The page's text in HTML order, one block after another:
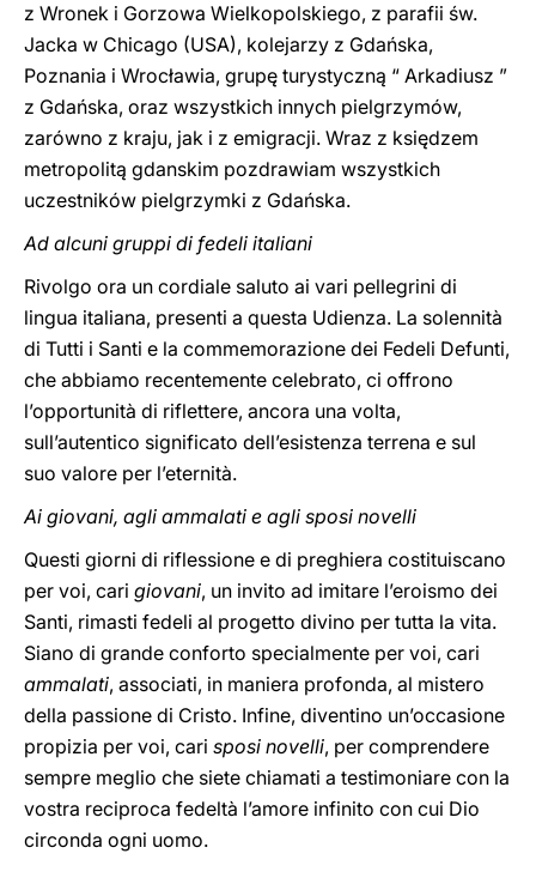
z Wronek i Gorzowa Wielkopolskiego, z parafii św.
Jacka w Chicago (USA), kolejarzy z Gdańska,
Poznania i Wrocławia, grupę turystyczną “ Arkadiusz ”
z Gdańska, oraz wszystkich innych pielgrzymów,
zarówno z kraju, jak i z emigracji. Wraz z księdzem
metropolitą gdanskim pozdrawiam wszystkich
uczestników pielgrzymki z Gdańska.
Ad alcuni gruppi di fedeli italiani
Rivolgo ora un cordiale saluto ai vari pellegrini di
lingua italiana, presenti a questa Udienza. La solennità
di Tutti i Santi e la commemorazione dei Fedeli Defunti,
che abbiamo recentemente celebrato, ci offrono
l’opportunità di riflettere, ancora una volta,
sull’autentico significato dell’esistenza terrena e sul
suo valore per l’eternità.
Ai giovani, agli ammalati e agli sposi novelli
Questi giorni di riflessione e di preghiera costituiscano
per voi, cari giovani, un invito ad imitare l’eroismo dei
Santi, rimasti fedeli al progetto divino per tutta la vita.
Siano di grande conforto specialmente per voi, cari
ammalati, associati, in maniera profonda, al mistero
della passione di Cristo. Infine, diventino un’occasione
propizia per voi, cari sposi novelli, per comprendere
sempre meglio che siete chiamati a testimoniare con la
vostra reciproca fedeltà l’amore infinito con cui Dio
circonda ogni uomo.